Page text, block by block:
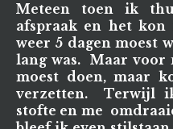
Meteen toen ik
afspraak en het
weer 5 dagen moest
lang was. Maar
moest doen, maar
verzetten. Terwijl
stofte en me